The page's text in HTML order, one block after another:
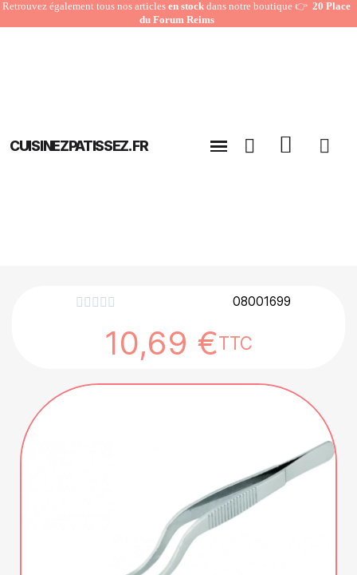
Retrouvez également tous nos articles en stock dans notre boutique 👉20 Place
du Forum Reims
CUISINEZPATISSEZ.FR
     08001699
10,69 €TTC